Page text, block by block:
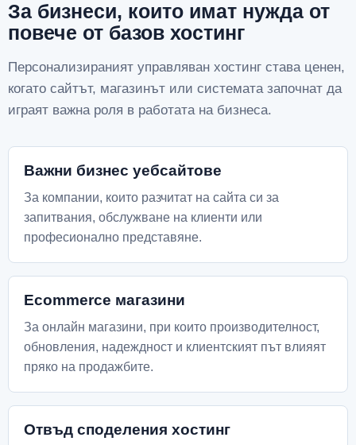
За бизнеси, които имат нужда от
повече от базов хостинг
Персонализираният управляван хостинг става ценен,
когато сайтът, магазинът или системата започнат да
играят важна роля в работата на бизнеса.
Важни бизнес уебсайтове
За компании, които разчитат на сайта си за
запитвания, обслужване на клиенти или
професионално представяне.
Ecommerce магазини
За онлайн магазини, при които производителност,
обновления, надеждност и клиентският път влияят
пряко на продажбите.
Отвъд споделения хостинг